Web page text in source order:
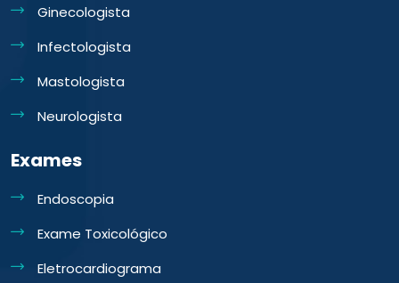
Ginecologista
Infectologista
Mastologista
Neurologista
Exames
Endoscopia
Exame Toxicológico
Eletrocardiograma